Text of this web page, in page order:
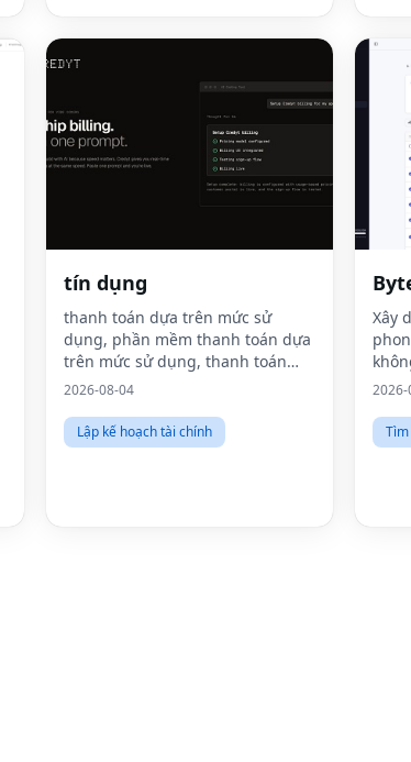
tín dụng
thanh toán dựa trên mức sử
dụng, phần mềm thanh toán dựa
trên mức sử dụng, thanh toán
theo đồng hồ đo, thanh toán ai,
định giá dựa trên mức tiêu dùng,
thanh to
2026-08-04
Lập kế hoạch tài chính
Xây